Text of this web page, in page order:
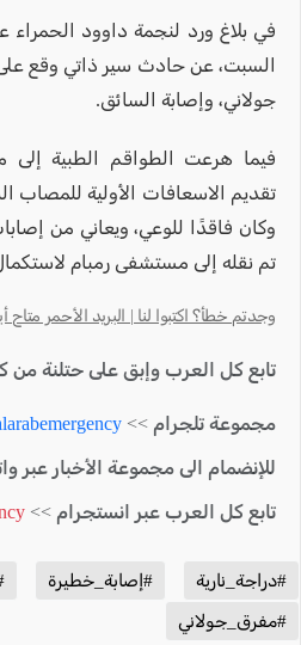
جولاني، وإصابة السائق.
فيما هرعت الطواقم الطبية
تقديم الاسعافات الأولية للمصاب
وكان فاقدًا للوعي، ويعاني من
تم نقله إلى مستشفى رمبام
وجدتم خطأ؟ اكتبوا لنا | البريد الأحمر
تابع كل العرب وإبق على حتلنة من
مجموعة تلجرام >>
للإنضمام الى مجموعة الأخبار عبر
تابع كل العرب عبر انستجرام >>
#دراجة_نارية #إصابة_خطيرة
#مفرق_جولاني